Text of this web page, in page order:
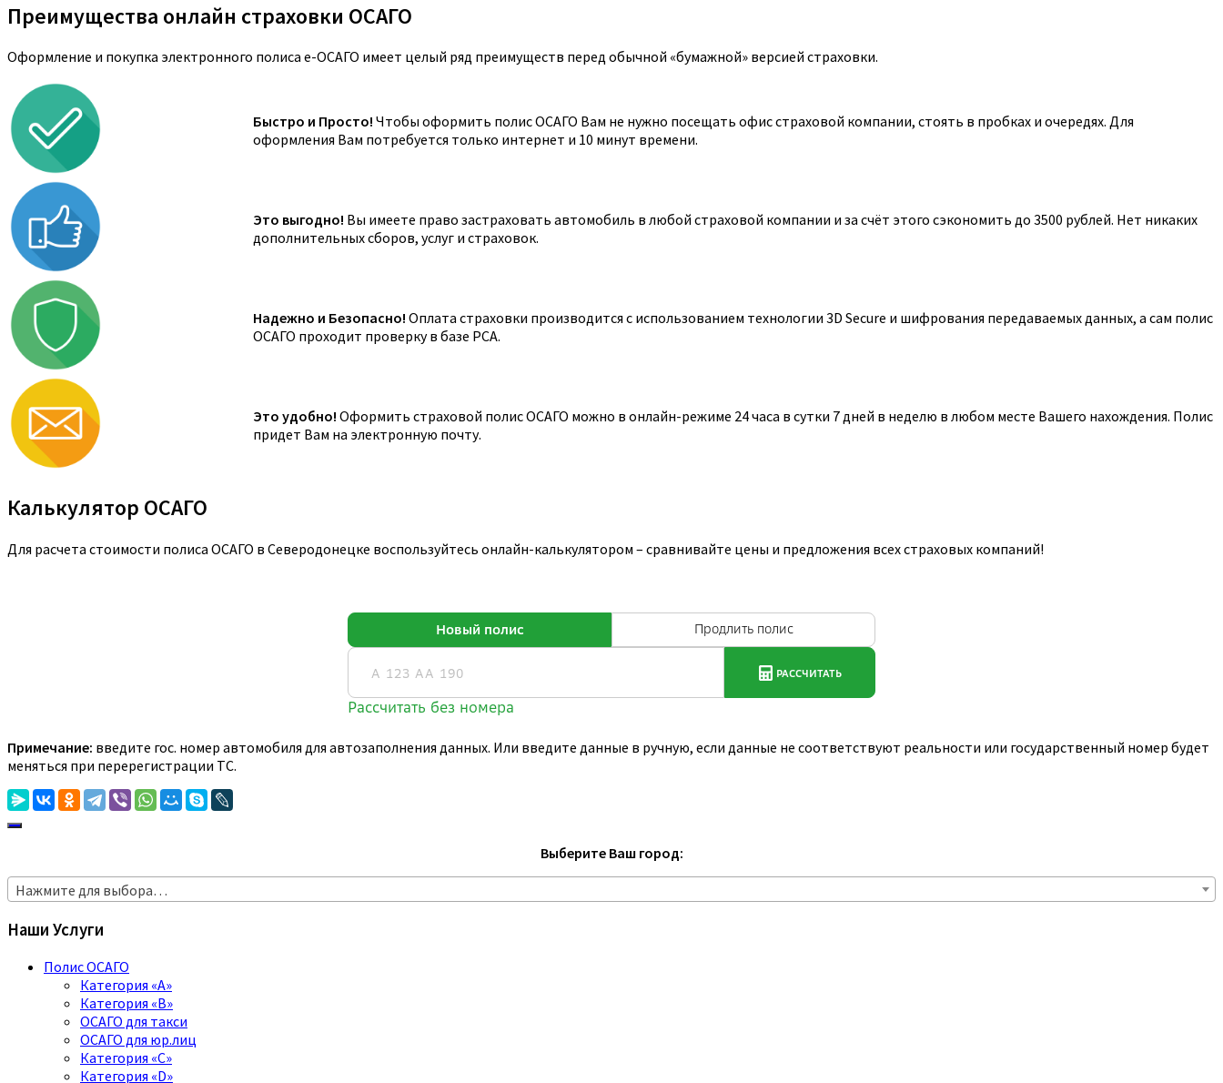
Преимущества онлайн страховки ОСАГО
Оформление и покупка электронного полиса е-ОСАГО имеет целый ряд преимуществ перед обычной «бумажной» версией страховки.
Быстро и Просто! Чтобы оформить полис ОСАГО Вам не нужно посещать офис страховой компании, стоять в пробках и очередях. Для
оформления Вам потребуется только интернет и 10 минут времени.
Это выгодно! Вы имеете право застраховать автомобиль в любой страховой компании и за счёт этого сэкономить до 3500 рублей. Нет никаких
дополнительных сборов, услуг и страховок.
Надежно и Безопасно! Оплата страховки производится с использованием технологии 3D Secure и шифрования передаваемых данных, а сам полис
ОСАГО проходит проверку в базе РСА.
Это удобно! Оформить страховой полис ОСАГО можно в онлайн-режиме 24 часа в сутки 7 дней в неделю в любом месте Вашего нахождения. Полис
придет Вам на электронную почту.
Калькулятор ОСАГО
Для расчета стоимости полиса ОСАГО в Северодонецке воспользуйтесь онлайн-калькулятором – сравнивайте цены и предложения всех страховых компаний!
Примечание: введите гос. номер автомобиля для автозаполнения данных. Или введите данные в ручную, если данные не соответствуют реальности или государственный номер будет
меняться при перерегистрации ТС.
Выберите Ваш город:
Нажмите для выбора…
Наши Услуги
Полис ОСАГО
Категория «A»
Категория «B»
ОСАГО для такси
ОСАГО для юр.лиц
Категория «C»
Категория «D»